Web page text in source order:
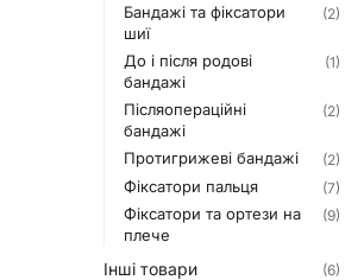
Бандажі та фіксатори
шиї
(2)
До і після родові
бандажі
(1)
Післяопераційні
бандажі
(2)
Протигрижеві бандажі (2)
Фіксатори пальця (7)
Фіксатори та ортези на
плече
(9)
Інші товари (6)